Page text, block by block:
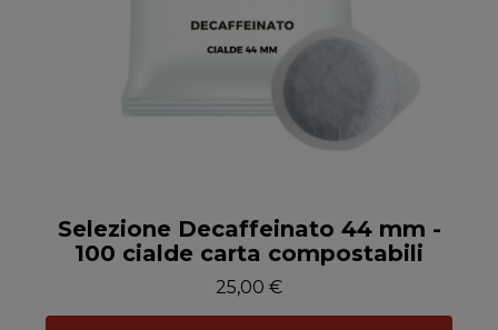
Anteprima
Selezione Decaffeinato 44 mm -
100 cialde carta compostabili
25,00 €